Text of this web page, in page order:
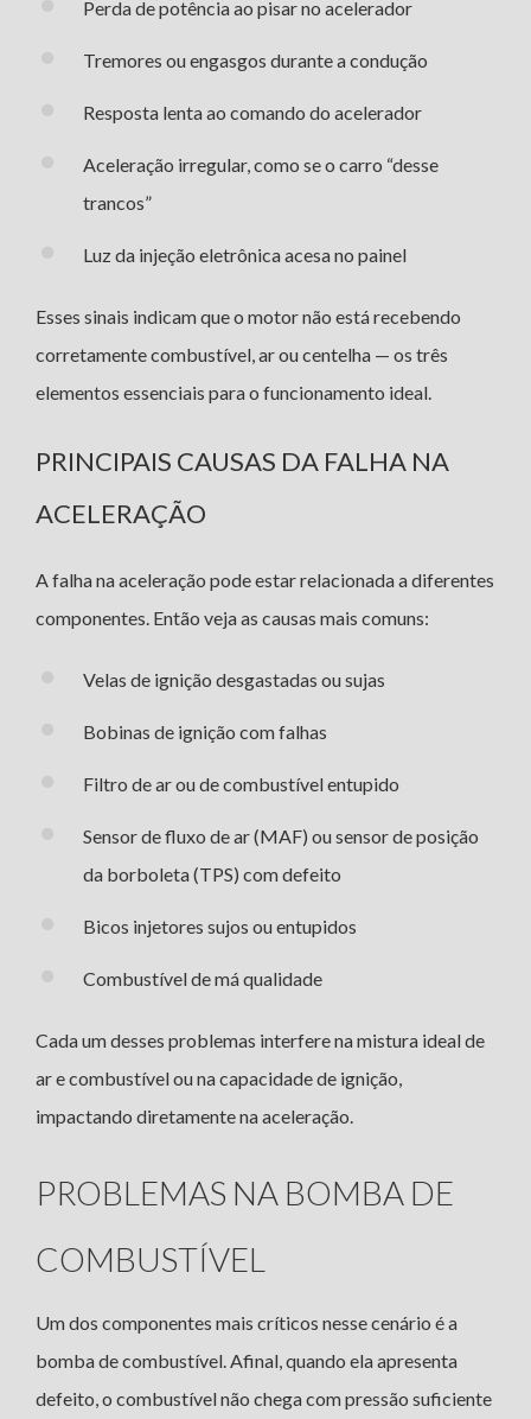
Perda de potência ao pisar no acelerador
Tremores ou engasgos durante a condução
Resposta lenta ao comando do acelerador
Aceleração irregular, como se o carro “desse
trancos”
Luz da injeção eletrônica acesa no painel
Esses sinais indicam que o motor não está recebendo
corretamente combustível, ar ou centelha — os três
elementos essenciais para o funcionamento ideal.
PRINCIPAIS CAUSAS DA FALHA NA
ACELERAÇÃO
A falha na aceleração pode estar relacionada a diferentes
componentes. Então veja as causas mais comuns:
Velas de ignição desgastadas ou sujas
Bobinas de ignição com falhas
Filtro de ar ou de combustível entupido
Sensor de fluxo de ar (MAF) ou sensor de posição
da borboleta (TPS) com defeito
Bicos injetores sujos ou entupidos
Combustível de má qualidade
Cada um desses problemas interfere na mistura ideal de
ar e combustível ou na capacidade de ignição,
impactando diretamente na aceleração.
PROBLEMAS NA BOMBA DE
COMBUSTÍVEL
Um dos componentes mais críticos nesse cenário é a
bomba de combustível. Afinal, quando ela apresenta
defeito, o combustível não chega com pressão suficiente